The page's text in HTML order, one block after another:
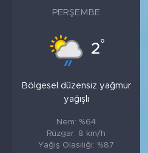
PERŞEMBE
2°
Bölgesel düzensiz yağmur
yağışlı
Nem: %64
Rüzgar: 8 km/h
Yağış Olasılığı: %87